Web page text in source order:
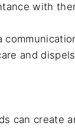
with
and
can create